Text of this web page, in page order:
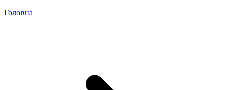
Головна